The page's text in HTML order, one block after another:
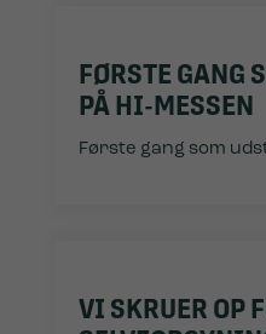
FØRSTE GANG
PÅ HI-MESSEN
Første gang som
VI SKRUER OP